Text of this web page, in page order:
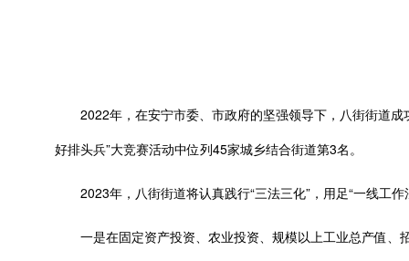
2022年，在安宁市委、市政府的坚强领导下，八街街道成
好排头兵”大竞赛活动中位列45家城乡结合街道第3名。
2023年，八街街道将认真践行“三法三化”，用足“一线工作
一是在固定资产投资、农业投资、规模以上工业总产值、